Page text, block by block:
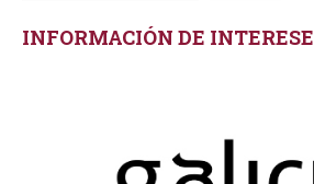
INFORMACIÓN DE INTERESE